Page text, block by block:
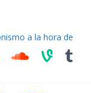
a la hora de
pone en escena a